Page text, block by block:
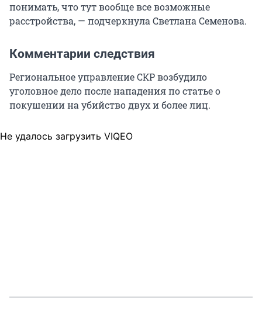
понимать, что тут вообще все возможные
расстройства, — подчеркнула Светлана Семенова.
Комментарии следствия
Региональное управление СКР возбудило
уголовное дело после нападения по статье о
покушении на убийство двух и более лиц.
Не удалось загрузить VIQEO